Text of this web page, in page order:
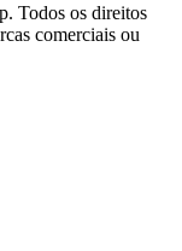
Todos os direitos
comerciais ou